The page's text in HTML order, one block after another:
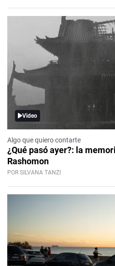
Video
Algo que quiero contarte
¿Qué pasó ayer?: la
Rashomon
POR SILVANA TANZI